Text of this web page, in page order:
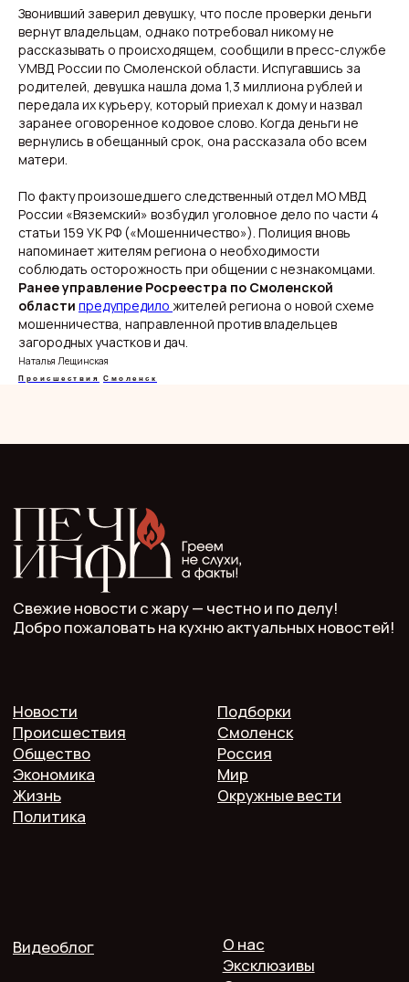
Звонивший заверил девушку, что после проверки деньги
вернут владельцам, однако потребовал никому не
рассказывать о происходящем, сообщили в пресс-службе
УМВД России по Смоленской области. Испугавшись за
родителей, девушка нашла дома 1,3 миллиона рублей и
передала их курьеру, который приехал к дому и назвал
заранее оговоренное кодовое слово. Когда деньги не
вернулись в обещанный срок, она рассказала обо всем
матери.
По факту произошедшего следственный отдел МО МВД
России «Вяземский» возбудил уголовное дело по части 4
статьи 159 УК РФ («Мошенничество»). Полиция вновь
напоминает жителям региона о необходимости
соблюдать осторожность при общении с незнакомцами.
Ранее управление Росреестра по Смоленской
области предупредило жителей региона о новой схеме
мошенничества, направленной против владельцев
загородных участков и дач.
Наталья Лещинская
Происшествия Смоленск
Свежие новости с жару — честно и по делу!
Добро пожаловать на кухню актуальных новостей!
Новости
Происшествия
Общество
Экономика
Жизнь
Политика
Подборки
Смоленск
Россия
Мир
Окружные вести
Видеоблог
О нас
Эксклюзивы
Спецпроекты
2025 @ Печь.Инфо
СМИ Печь.Инфо зарегистрировано
в Роскомнадзоре.
Запись в реестре зарегистрированных СМИ:
серия Эл Nº ФС77−89949 oт 15 августа 2025 г.
Учредитель: ООО "Мелодия"
Главный редактор: Кулькова А.С.
Телефон: 7 952 536 3336
Почта: redaktor.pech.info@yandex.ru
214000 Смоленская область, г. Смоленск, проспект
Публичная оферта
Пользовательское соглашение
Политика конфиденциальности
Согласие на обработку персональных данных